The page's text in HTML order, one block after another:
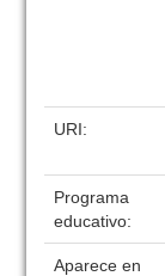
URI:
Programa
educativo:
Aparece en